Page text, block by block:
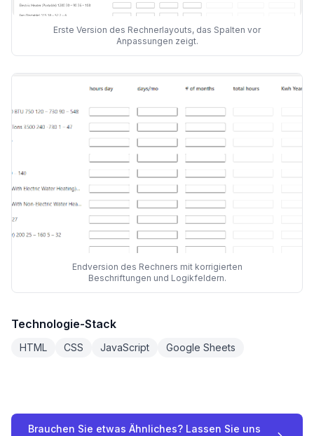
Erste Version des Rechnerlayouts, das Spalten vor
Anpassungen zeigt.
Endversion des Rechners mit korrigierten
Beschriftungen und Logikfeldern.
Technologie-Stack
HTML CSS JavaScript Google Sheets
Brauchen Sie etwas Ähnliches? Lassen Sie uns